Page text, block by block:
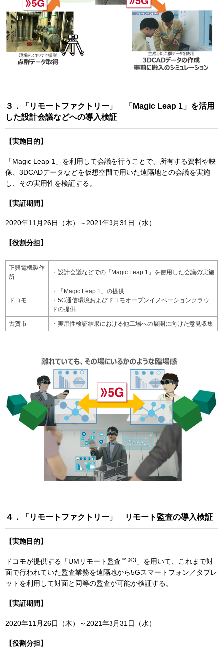
３．「リモートファクトリー」 「Magic Leap 1」を活用
した設計会議などへの導入検証
【実施目的】
「Magic Leap 1」を利用して会議を行うことで、所有する資料や映
像、3DCADデータなどを仮想空間で用いた遠隔地との会議を実施
し、その実用性を検証する。
【実証期間】
2020年11月26日（木）～2021年3月31日（水）
【役割分担】
正興電機製作
所
・設計会議などでの「Magic Leap 1」を使用した会議の実施
ドコモ
・「Magic Leap 1」の提供
・5G通信環境およびドコモオープンイノベーションクラウ
ドの提供
古賀市 ・実用性検証結果における他工場への展開に向けた意見収集
４．「リモートファクトリー」 リモート監査の導入検証
【実施目的】
ドコモが提供する「UMリモート監査™※3 」を用いて、これまで対
面で行われていた監査業務を遠隔地から5Gスマートフォン／タブレ
ットを利用して対面と同等の監査が可能か検証する。
【実証期間】
2020年11月26日（木）～2021年3月31日（水）
【役割分担】